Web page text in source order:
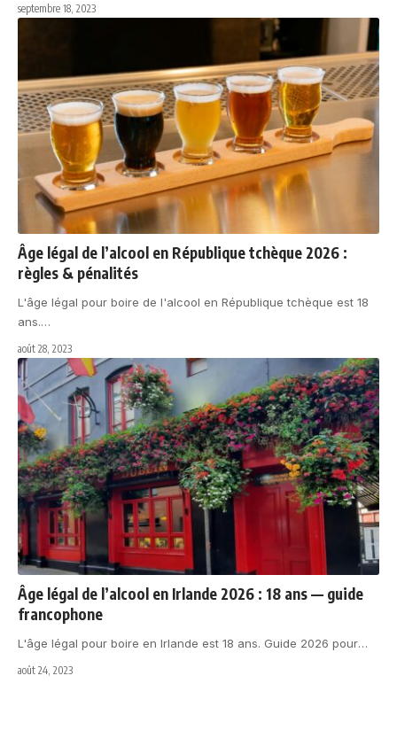
septembre 18, 2023
Âge légal de l’alcool en République tchèque 2026 :
règles & pénalités
L'âge légal pour boire de l'alcool en République tchèque est 18
ans.…
août 28, 2023
Âge légal de l’alcool en Irlande 2026 : 18 ans — guide
francophone
L'âge légal pour boire en Irlande est 18 ans. Guide 2026 pour…
août 24, 2023